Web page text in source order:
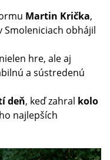
Martin Krička,
Smoleniciach obhájil
hre, ale aj
a sústredenú
deň, keď zahral kolo
najlepších